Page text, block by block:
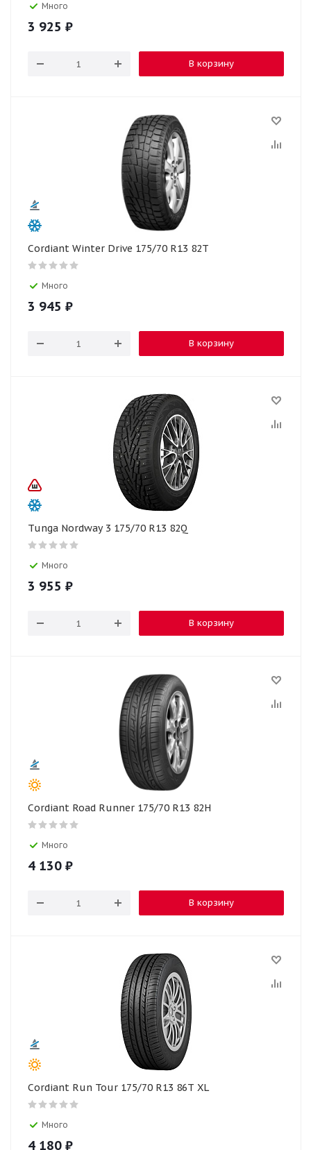
Много
3 925 ₽
В корзину
Cordiant Winter Drive 175/70 R13 82T
Много
3 945 ₽
В корзину
Tunga Nordway 3 175/70 R13 82Q
Много
3 955 ₽
В корзину
Cordiant Road Runner 175/70 R13 82H
Много
4 130 ₽
В корзину
Cordiant Run Tour 175/70 R13 86T XL
Много
4 180 ₽